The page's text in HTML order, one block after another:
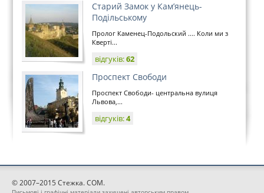
Старий Замок у Кам’янець-
Подільському
Пролог Каменец-Подольский .... Коли ми з
Кверті...
відгуків:62
Проспект Свободи
Проспект Свободи- центральна вулиця
Львова,...
відгуків:4
© 2007–2015 Стежка. COM.